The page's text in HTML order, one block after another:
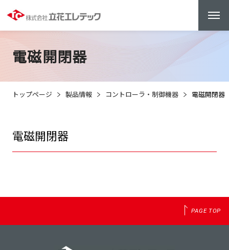
電磁開閉器
トップページ 製品情報 コントローラ・制御機器 電磁開閉器
電磁開閉器
PAGE TOP